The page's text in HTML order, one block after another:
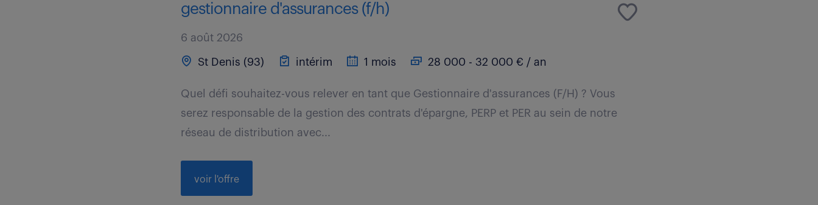
gestionnaire d'assurances (f/h)
6 août 2026
St Denis (93) intérim 1 mois 28 000 - 32 000 € / an
Quel défi souhaitez-vous relever en tant que Gestionnaire d'assurances (F/H) ? Vous
serez responsable de la gestion des contrats d'épargne, PERP et PER au sein de notre
réseau de distribution avec...
voir l'offre